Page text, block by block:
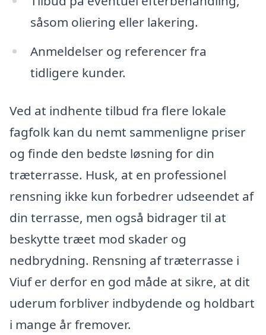
såsom oliering eller lakering.
Anmeldelser og referencer fra
tidligere kunder.
Ved at indhente tilbud fra flere lokale
fagfolk kan du nemt sammenligne priser
og finde den bedste løsning for din
træterrasse. Husk, at en professionel
rensning ikke kun forbedrer udseendet af
din terrasse, men også bidrager til at
beskytte træet mod skader og
nedbrydning. Rensning af træterrasse i
Viuf er derfor en god måde at sikre, at dit
uderum forbliver indbydende og holdbart
i mange år fremover.